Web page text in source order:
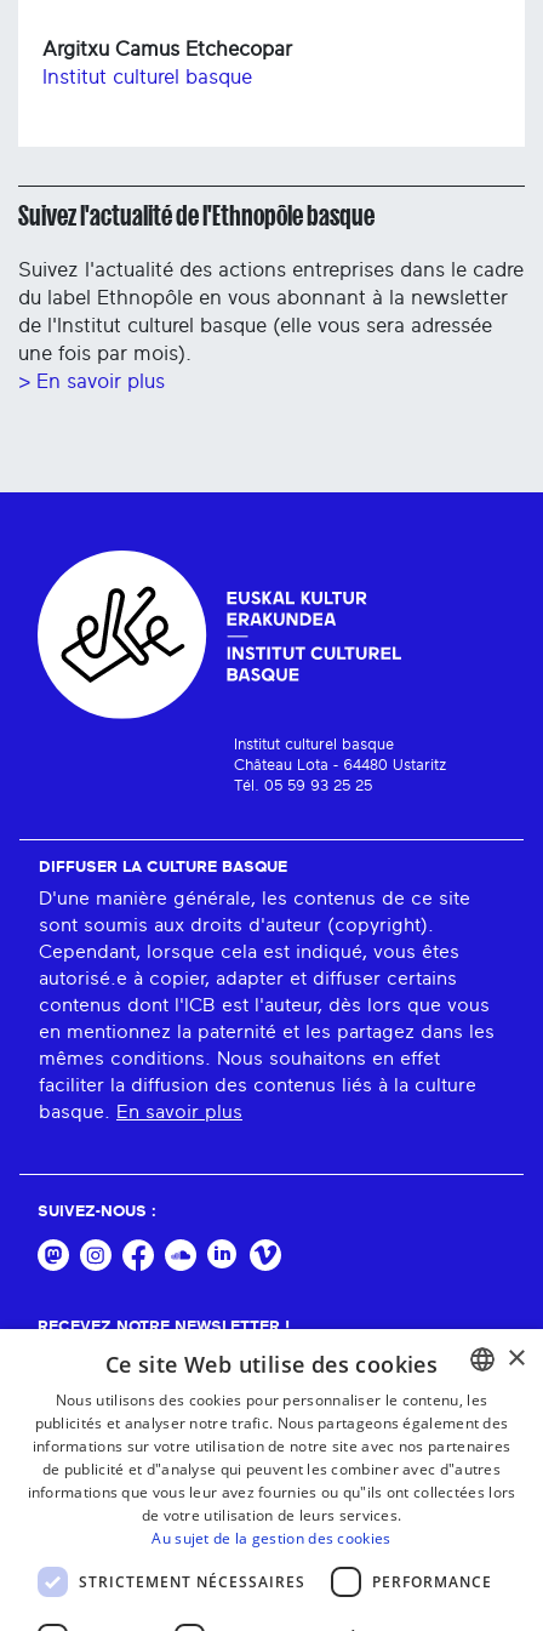
Argitxu Camus Etchecopar
Institut culturel basque
Suivez l'actualité de l'Ethnopôle basque
Suivez l'actualité des actions entreprises dans le cadre
du label Ethnopôle en vous abonnant à la newsletter
de l'Institut culturel basque (elle vous sera adressée
une fois par mois).
> En savoir plus
Institut culturel basque
Château Lota - 64480 Ustaritz
Tél. 05 59 93 25 25
DIFFUSER LA CULTURE BASQUE
D'une manière générale, les contenus de ce site
sont soumis aux droits d'auteur (copyright).
Cependant, lorsque cela est indiqué, vous êtes
autorisé.e à copier, adapter et diffuser certains
contenus dont l'ICB est l'auteur, dès lors que vous
en mentionnez la paternité et les partagez dans les
mêmes conditions. Nous souhaitons en effet
faciliter la diffusion des contenus liés à la culture
basque.
En savoir plus
SUIVEZ-NOUS :
RECEVEZ NOTRE NEWSLETTER !
BASQUE
FRENCH
×
Ce site Web utilise des cookies
Nous utilisons des cookies pour personnaliser le contenu, les
publicités et analyser notre trafic. Nous partageons également des
informations sur votre utilisation de notre site avec nos partenaires
de publicité et d"analyse qui peuvent les combiner avec d"autres
informations que vous leur avez fournies ou qu"ils ont collectées lors
de votre utilisation de leurs services.
Au sujet de la gestion des cookies
STRICTEMENT NÉCESSAIRES PERFORMANCE